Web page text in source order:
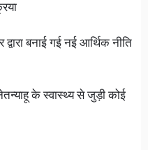
बनाई गई नई आर्थिक नीति
के स्वास्थ्य से जुड़ी कोई